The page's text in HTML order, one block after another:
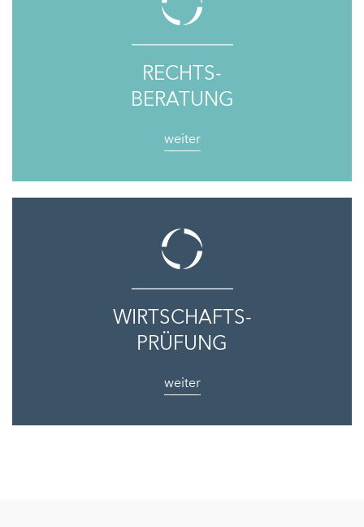
RECHTS-
BERATUNG
weiter
WIRTSCHAFTS-
PRÜFUNG
weiter